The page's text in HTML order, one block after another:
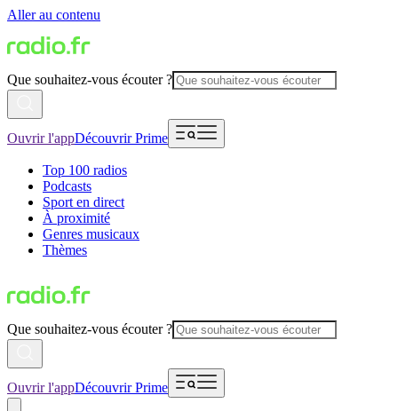
Aller au contenu
Que souhaitez-vous écouter ?
Ouvrir l'appDécouvrir Prime
Top 100 radios
Podcasts
Sport en direct
À proximité
Genres musicaux
Thèmes
Que souhaitez-vous écouter ?
Ouvrir l'appDécouvrir Prime